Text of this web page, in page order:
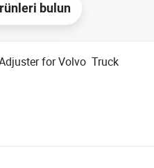
bulun
for Volvo Truck